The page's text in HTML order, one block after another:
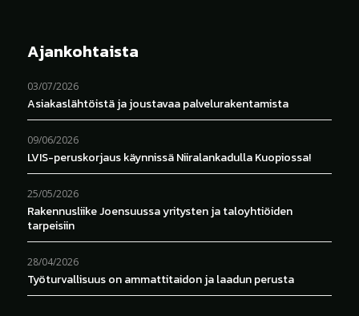
Ajankohtaista
03/07/2026
Asiakaslähtöistä ja joustavaa palvelurakentamista
09/06/2026
LVIS-peruskorjaus käynnissä Niiralankadulla Kuopiossa!
25/05/2026
Rakennusliike Joensuussa yritysten ja taloyhtiöiden
tarpeisiin
28/04/2026
Työturvallisuus on ammattitaidon ja laadun perusta